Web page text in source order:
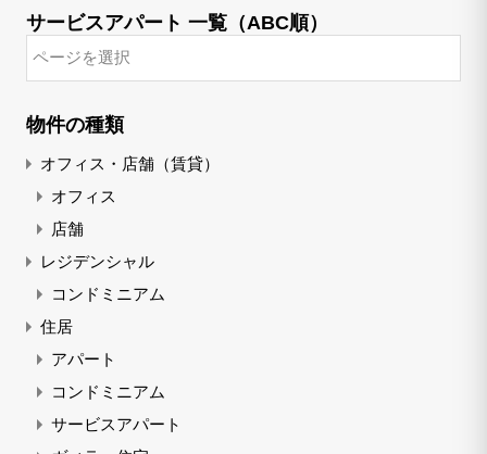
サービスアパート 一覧（ABC順）
物件の種類
オフィス・店舗（賃貸）
オフィス
店舗
レジデンシャル
コンドミニアム
住居
アパート
コンドミニアム
サービスアパート